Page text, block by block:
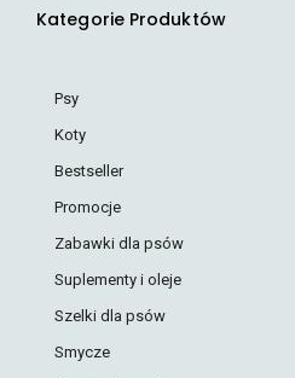
Kategorie Produktów
Psy
Koty
Bestseller
Promocje
Zabawki dla psów
Suplementy i oleje
Szelki dla psów
Smycze